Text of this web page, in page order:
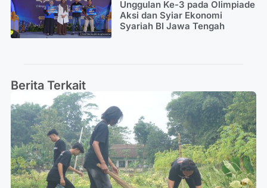
Unggulan Ke-3 pada Olimpiade
Aksi dan Syiar Ekonomi
Syariah BI Jawa Tengah
Berita Terkait